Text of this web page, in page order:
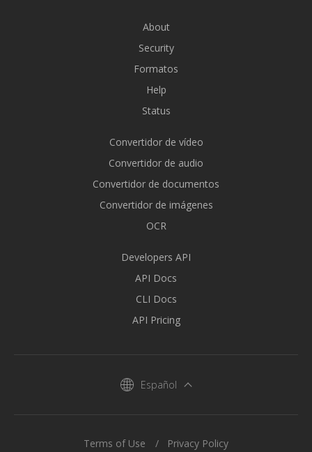
About
Security
Formatos
Help
Status
Convertidor de vídeo
Convertidor de audio
Convertidor de documentos
Convertidor de imágenes
OCR
Developers API
API Docs
CLI Docs
API Pricing
Español
Terms of Use Privacy Policy